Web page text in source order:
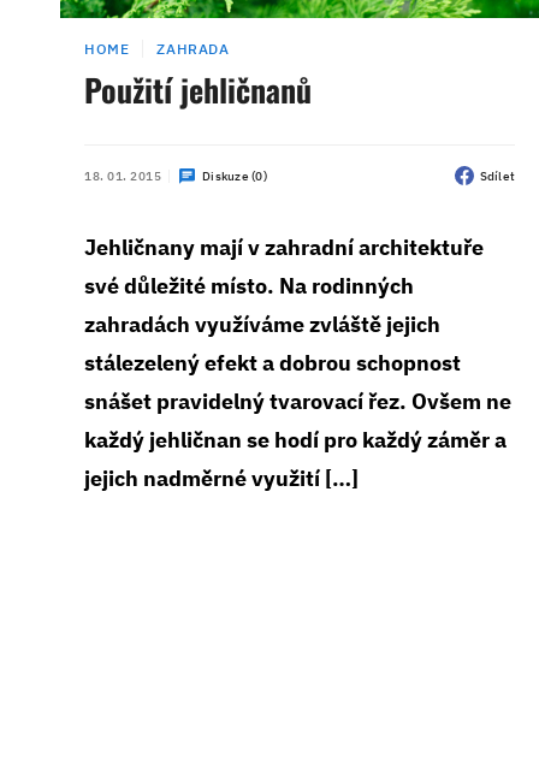
HOME ZAHRADA
Použití jehličnanů
18. 01. 2015 Diskuze (0) Sdílet
Jehličnany mají v zahradní architektuře
své důležité místo. Na rodinných
zahradách využíváme zvláště jejich
stálezelený efekt a dobrou schopnost
snášet pravidelný tvarovací řez. Ovšem ne
každý jehličnan se hodí pro každý záměr a
jejich nadměrné využití […]